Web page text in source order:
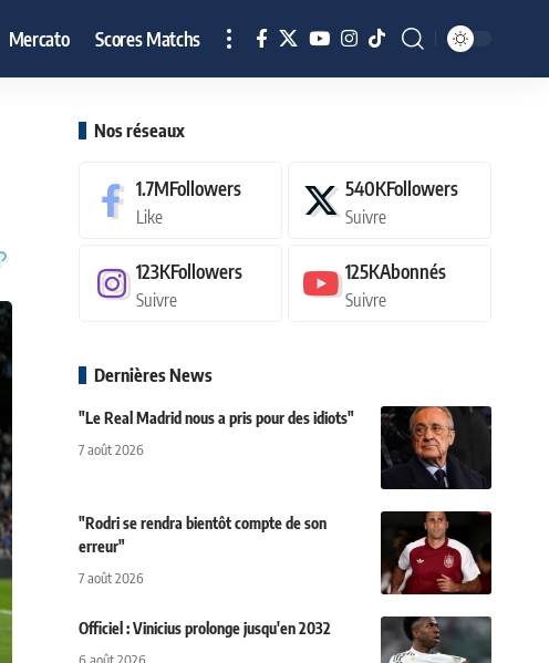
Mercato Scores Matchs
Nos réseaux
1.7MFollowers
Like
540KFollowers
Suivre
123KFollowers
Suivre
125KAbonnés
Suivre
Dernières News
"Le Real Madrid nous a pris pour des idiots"
7 août 2026
"Rodri se rendra bientôt compte de son
erreur"
7 août 2026
Officiel : Vinicius prolonge jusqu'en 2032